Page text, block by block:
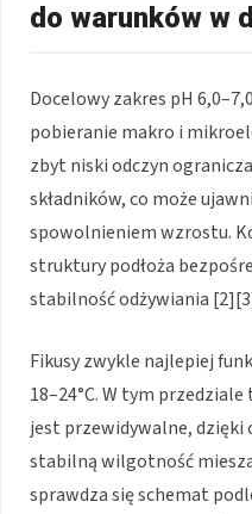
do warunków w
Docelowy zakres pH
pobieranie makro i
zbyt niski odczyn
składników, co może
spowolnieniem wzrostu.
struktury podłoża
stabilność odżywiania
Fikusy zwykle najlepiej
18–24°C. W tym
jest przewidywalne, dzięki
stabilną wilgotność
sprawdza się schemat